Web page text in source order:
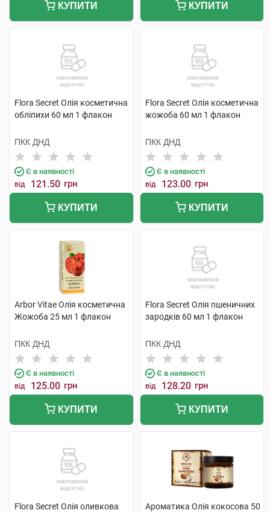
КУПИТИ КУПИТИ
Flora Secret Олія косметична
обліпихи 60 мл 1 флакон
ПКК ДНД
Є в наявності
від 121.50 грн
КУПИТИ
Flora Secret Олія косметична
жожоба 60 мл 1 флакон
ПКК ДНД
Є в наявності
від 123.00 грн
КУПИТИ
Arbor Vitae Олія косметична
Жожоба 25 мл 1 флакон
ПКК ДНД
Є в наявності
від 125.00 грн
КУПИТИ
Flora Secret Олія пшеничних
зародків 60 мл 1 флакон
ПКК ДНД
Є в наявності
від 128.20 грн
КУПИТИ
Flora Secret Олія оливкова
Ароматика Олія кокосова 50